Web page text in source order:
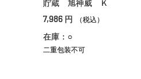
貯蔵 旭神威 Ｋ
7,986 円 （税込）
在庫：○
二重包装不可